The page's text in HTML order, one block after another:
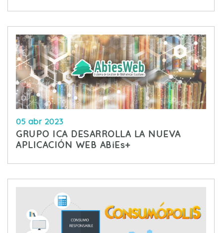
05 abr 2023
GRUPO ICA DESARROLLA LA NUEVA
APLICACIÓN WEB ABiEs+